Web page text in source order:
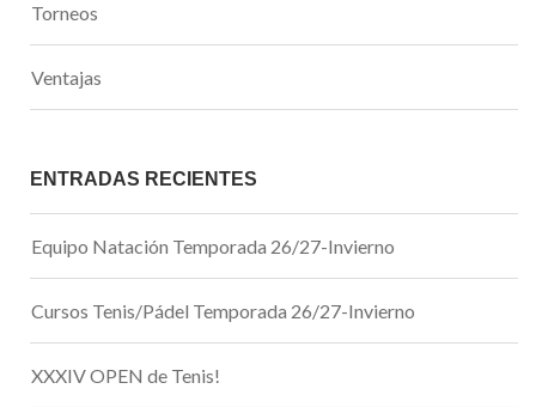
Torneos
Ventajas
ENTRADAS RECIENTES
Equipo Natación Temporada 26/27-Invierno
Cursos Tenis/Pádel Temporada 26/27-Invierno
XXXIV OPEN de Tenis!